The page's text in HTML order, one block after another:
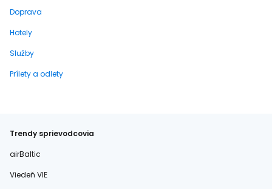
Doprava
Hotely
Služby
Prílety a odlety
Trendy sprievodcovia
airBaltic
Viedeň VIE